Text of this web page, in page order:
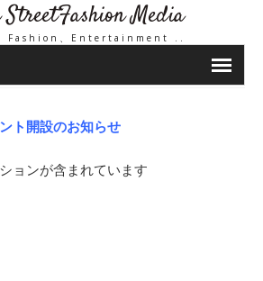
StreetFashion Media
Fashion、Entertainment ..
ト開設のお知らせ
ョンが含まれています